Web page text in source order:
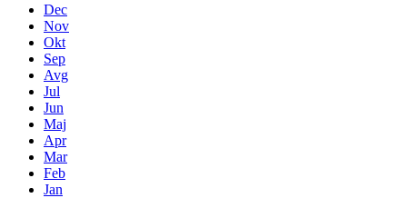
Dec
Nov
Okt
Sep
Avg
Jul
Jun
Maj
Apr
Mar
Feb
Jan